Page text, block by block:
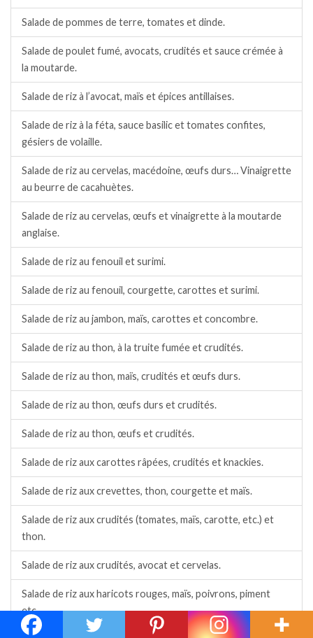
Salade de pommes de terre, tomates et dinde.
Salade de poulet fumé, avocats, crudités et sauce crémée à
la moutarde.
Salade de riz à l’avocat, maïs et épices antillaises.
Salade de riz à la féta, sauce basilic et tomates confites,
gésiers de volaille.
Salade de riz au cervelas, macédoine, œufs durs… Vinaigrette
au beurre de cacahuètes.
Salade de riz au cervelas, œufs et vinaigrette à la moutarde
anglaise.
Salade de riz au fenouil et surimi.
Salade de riz au fenouil, courgette, carottes et surimi.
Salade de riz au jambon, maïs, carottes et concombre.
Salade de riz au thon, à la truite fumée et crudités.
Salade de riz au thon, maïs, crudités et œufs durs.
Salade de riz au thon, œufs durs et crudités.
Salade de riz au thon, œufs et crudités.
Salade de riz aux carottes râpées, crudités et knackies.
Salade de riz aux crevettes, thon, courgette et maïs.
Salade de riz aux crudités (tomates, maïs, carotte, etc.) et
thon.
Salade de riz aux crudités, avocat et cervelas.
Salade de riz aux haricots rouges, maïs, poivrons, piment
etc…